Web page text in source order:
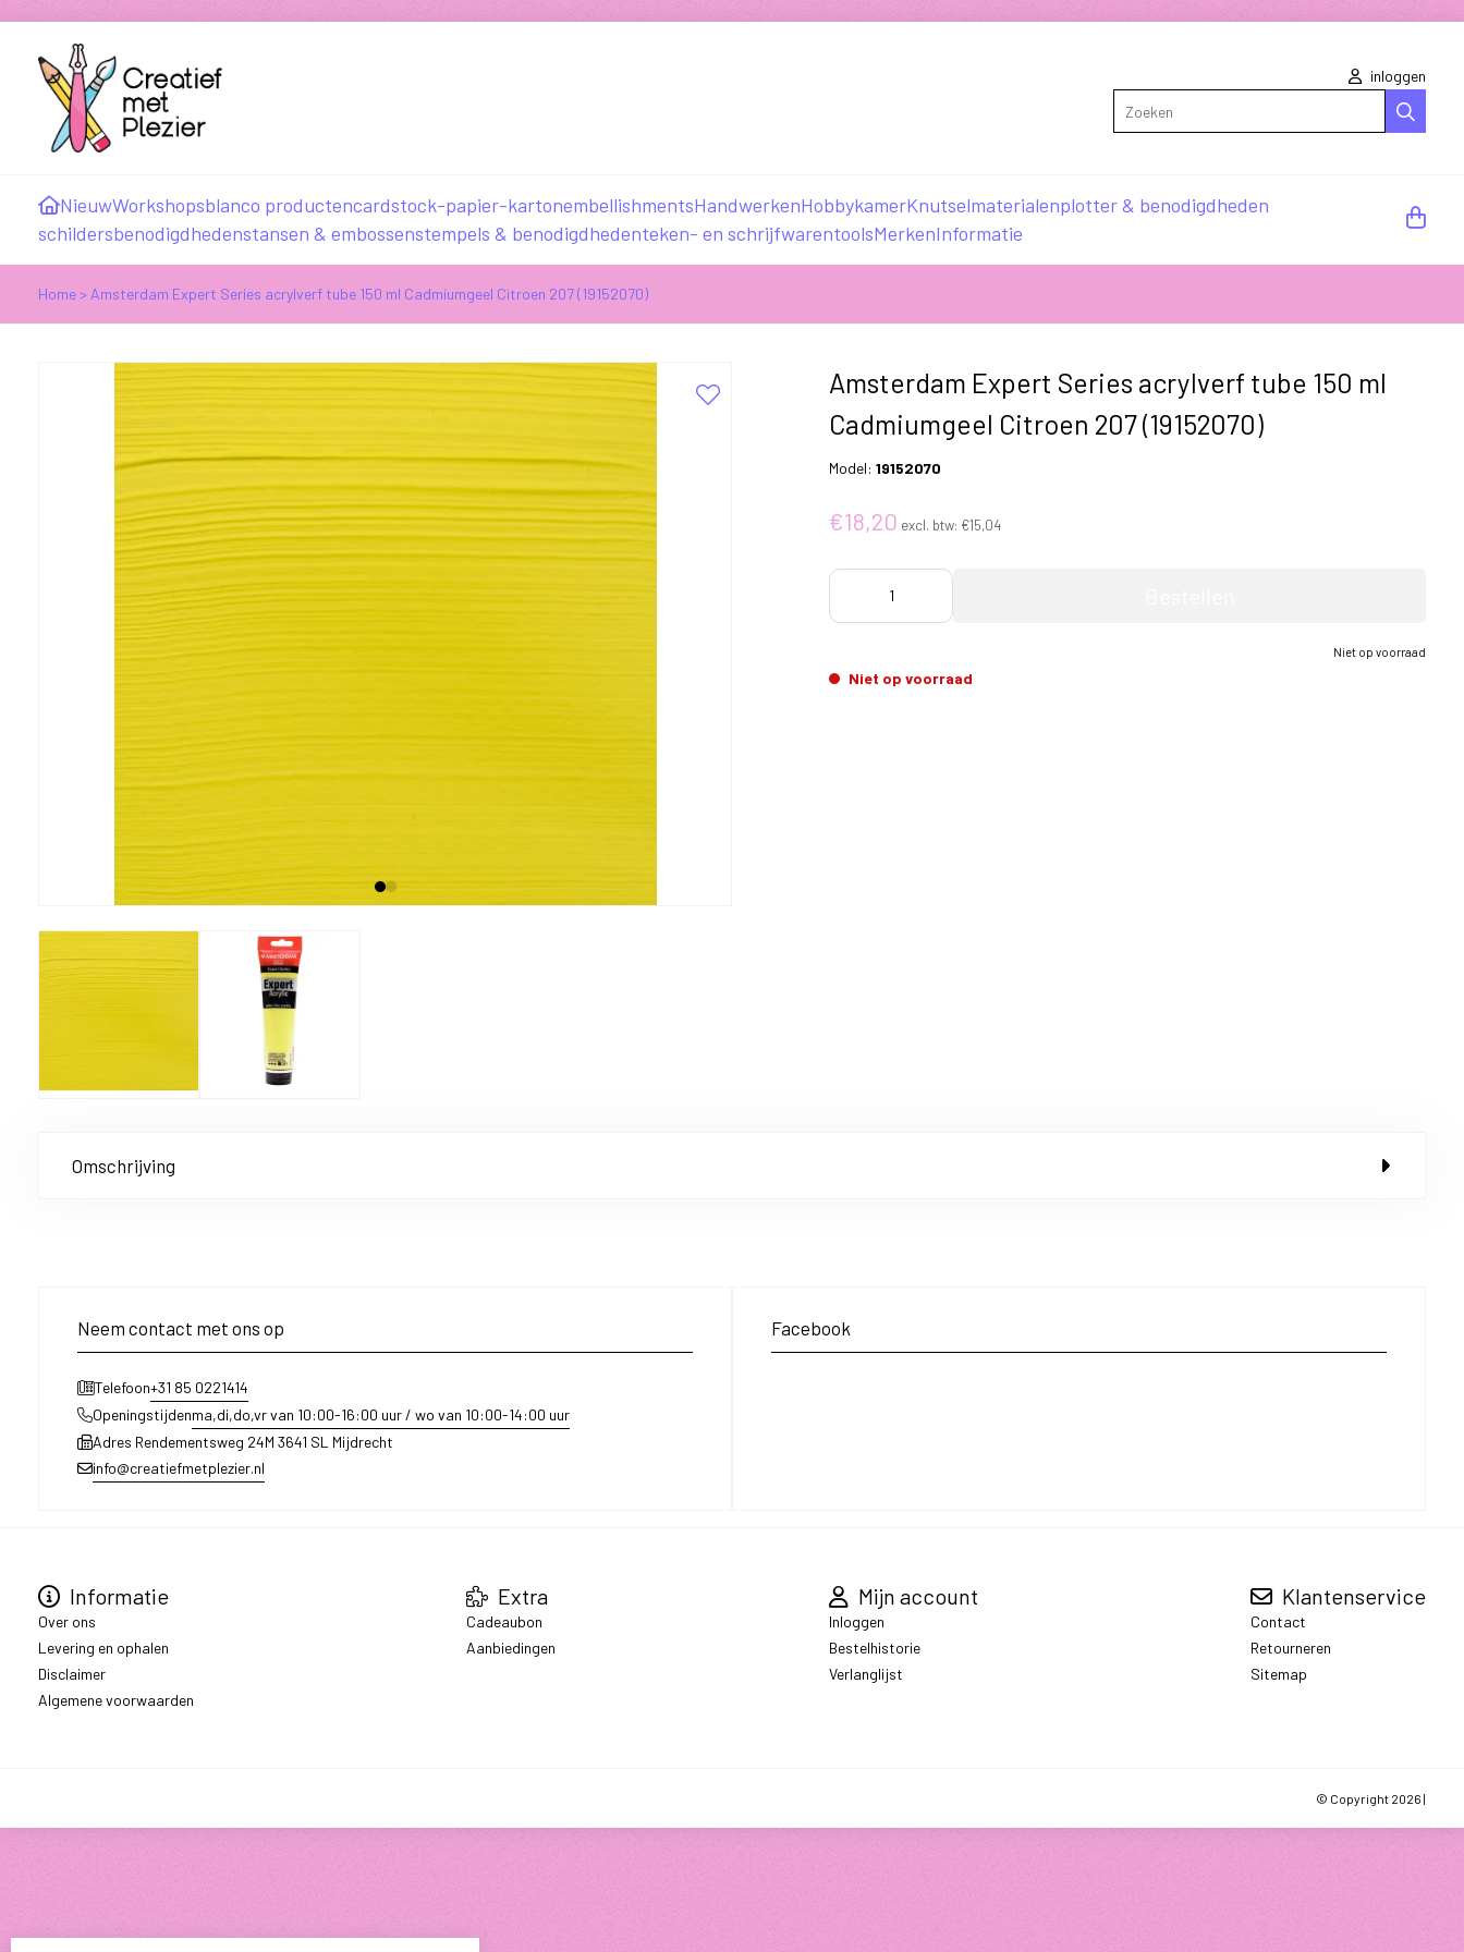
inloggen
NieuwWorkshopsblanco productencardstock-papier-kartonembellishmentsHandwerkenHobbykamerKnutselmaterialenplotter & benodigdheden
schildersbenodigdhedenstansen & embossenstempels & benodigdhedenteken- en schrijfwarentoolsMerkenInformatie
Home> Amsterdam Expert Series acrylverf tube 150 ml Cadmiumgeel Citroen 207 (19152070)
Amsterdam Expert Series acrylverf tube 150 ml
Cadmiumgeel Citroen 207 (19152070)
Model:19152070
€18,20 excl. btw: €15,04
Niet op voorraad
Niet op voorraad
Omschrijving
Neem contact met ons op
Telefoon+31 85 0221414
Openingstijdenma,di,do,vr van 10:00-16:00 uur / wo van 10:00-14:00 uur
Adres Rendementsweg 24M 3641 SL Mijdrecht
info@creatiefmetplezier.nl
Facebook
Informatie
Over ons
Levering en ophalen
Disclaimer
Algemene voorwaarden
Extra
Cadeaubon
Aanbiedingen
Mijn account
Inloggen
Bestelhistorie
Verlanglijst
Klantenservice
Contact
Retourneren
Sitemap
© Copyright 2026 |